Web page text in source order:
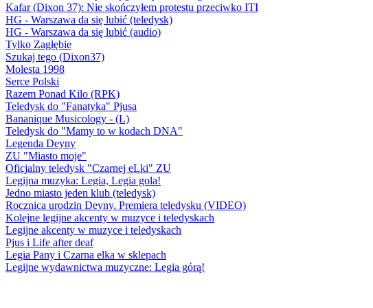
Kafar (Dixon 37): Nie skończyłem protestu przeciwko ITI
HG - Warszawa da się lubić (teledysk)
HG - Warszawa da się lubić (audio)
Tylko Zagłębie
Szukaj tego (Dixon37)
Molesta 1998
Serce Polski
Razem Ponad Kilo (RPK)
Teledysk do "Fanatyka" Pjusa
Bananique Musicology - (L)
Teledysk do "Mamy to w kodach DNA"
Legenda Deyny
ZU "Miasto moje"
Oficjalny teledysk "Czarnej eLki" ZU
Legijna muzyka: Legia, Legia gola!
Jedno miasto jeden klub (teledysk)
Rocznica urodzin Deyny. Premiera teledysku (VIDEO)
Kolejne legijne akcenty w muzyce i teledyskach
Legijne akcenty w muzyce i teledyskach
Pjus i Life after deaf
Legia Pany i Czarna elka w sklepach
Legijne wydawnictwa muzyczne: Legia górą!